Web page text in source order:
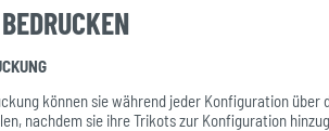
können sie während jeder Konfiguration über
nachdem sie ihre Trikots zur Konfiguration